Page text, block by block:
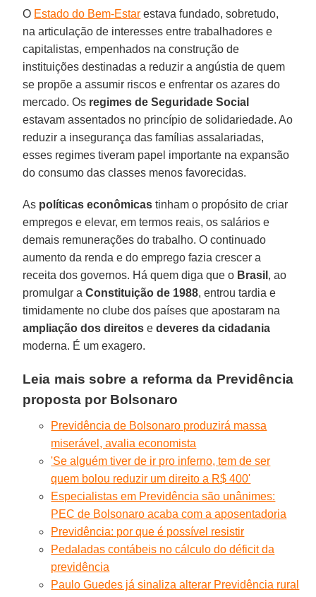
O Estado do Bem-Estar estava fundado, sobretudo,
na articulação de interesses entre trabalhadores e
capitalistas, empenhados na construção de
instituições destinadas a reduzir a angústia de quem
se propõe a assumir riscos e enfrentar os azares do
mercado. Os regimes de Seguridade Social
estavam assentados no princípio de solidariedade. Ao
reduzir a insegurança das famílias assalariadas,
esses regimes tiveram papel importante na expansão
do consumo das classes menos favorecidas.
As políticas econômicas tinham o propósito de criar
empregos e elevar, em termos reais, os salários e
demais remunerações do trabalho. O continuado
aumento da renda e do emprego fazia crescer a
receita dos governos. Há quem diga que o Brasil , ao
promulgar aConstituição de 1988, entrou tardia e
timidamente no clube dos países que apostaram na
ampliação dos direitos edeveres da cidadania
moderna. É um exagero.
Leia mais sobre a reforma da Previdência
proposta por Bolsonaro
Previdência de Bolsonaro produzirá massa
miserável, avalia economista
'Se alguém tiver de ir pro inferno, tem de ser
quem bolou reduzir um direito a R$ 400'
Especialistas em Previdência são unânimes:
PEC de Bolsonaro acaba com a aposentadoria
Previdência: por que é possível resistir
Pedaladas contábeis no cálculo do déficit da
previdência
Paulo Guedes já sinaliza alterar Previdência rural